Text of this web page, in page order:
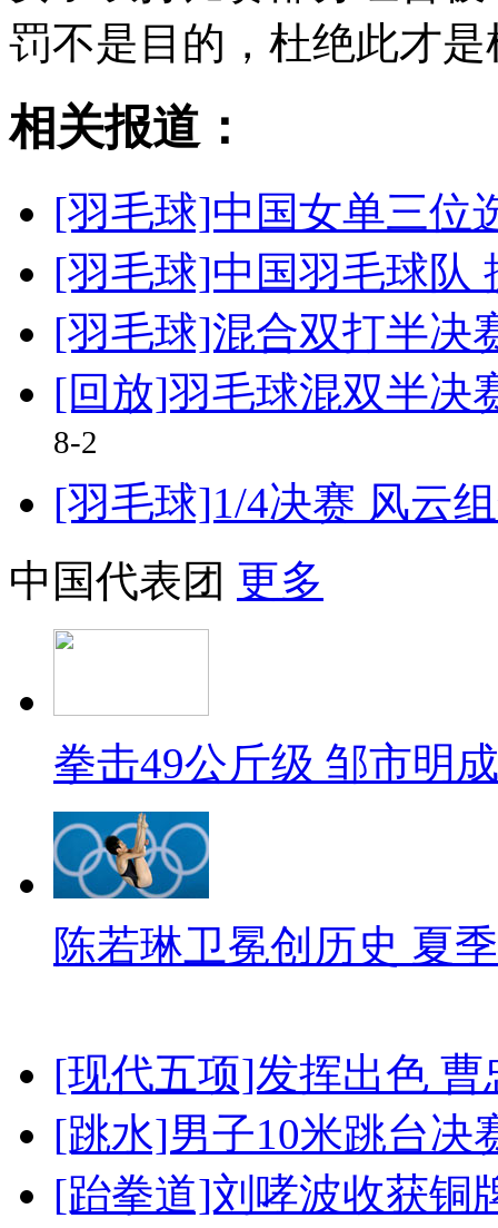
罚不是目的，杜绝此才是
相关报道：
[羽毛球]中国女单三位
[羽毛球]中国羽毛球队
[羽毛球]混合双打半决
[回放]羽毛球混双半决
8-2
[羽毛球]1/4决赛 风云
中国代表团 更多
拳击49公斤级 邹市明
陈若琳卫冕创历史 夏
[现代五项]发挥出色
[跳水]男子10米跳台决
[跆拳道]刘哮波收获铜